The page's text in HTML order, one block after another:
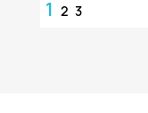
1 2 3